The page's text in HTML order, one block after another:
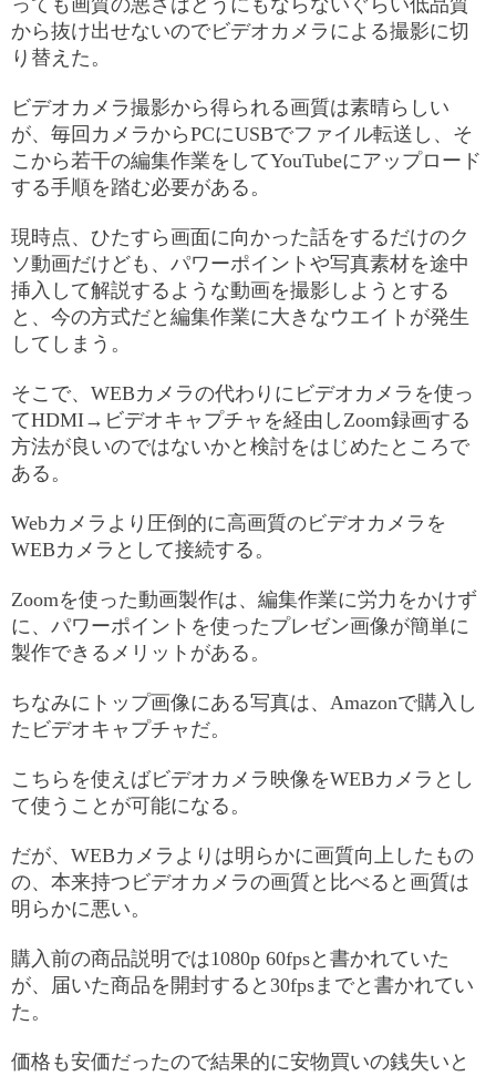
っても画質の悪さはどうにもならないぐらい低品質
から抜け出せないのでビデオカメラによる撮影に切
り替えた。
ビデオカメラ撮影から得られる画質は素晴らしい
が、毎回カメラからPCにUSBでファイル転送し、そ
こから若干の編集作業をしてYouTubeにアップロード
する手順を踏む必要がある。
現時点、ひたすら画面に向かった話をするだけのク
ソ動画だけども、パワーポイントや写真素材を途中
挿入して解説するような動画を撮影しようとする
と、今の方式だと編集作業に大きなウエイトが発生
してしまう。
そこで、WEBカメラの代わりにビデオカメラを使っ
てHDMI→ビデオキャプチャを経由しZoom録画する
方法が良いのではないかと検討をはじめたところで
ある。
Webカメラより圧倒的に高画質のビデオカメラを
WEBカメラとして接続する。
Zoomを使った動画製作は、編集作業に労力をかけず
に、パワーポイントを使ったプレゼン画像が簡単に
製作できるメリットがある。
ちなみにトップ画像にある写真は、Amazonで購入し
たビデオキャプチャだ。
こちらを使えばビデオカメラ映像をWEBカメラとし
て使うことが可能になる。
だが、WEBカメラよりは明らかに画質向上したもの
の、本来持つビデオカメラの画質と比べると画質は
明らかに悪い。
購入前の商品説明では1080p 60fpsと書かれていた
が、届いた商品を開封すると30fpsまでと書かれてい
た。
価格も安価だったので結果的に安物買いの銭失いと